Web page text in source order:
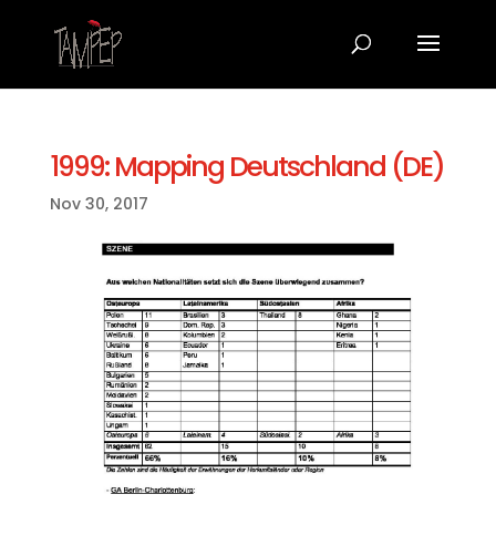
1999: Mapping Deutschland (DE)
Nov 30, 2017